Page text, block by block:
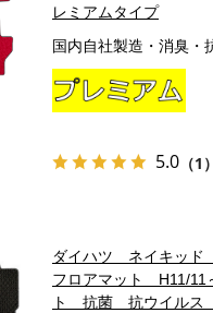
レミアムタイプ
国内自社製造・消臭・
5.0 （1）
ダイハツ ネイキッ
フロアマット H11/
ト 抗菌 抗ウイル